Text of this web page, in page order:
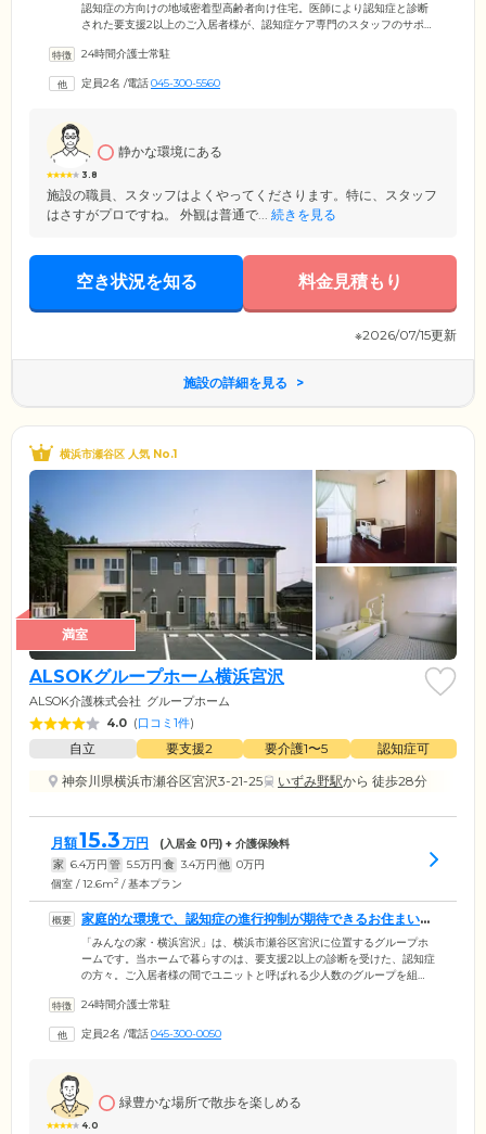
認知症の方向けの地域密着型高齢者向け住宅。医師により認知症と診断
された要支援2以上のご入居者様が、認知症ケア専門のスタッフのサポー
心穏やかに生活を送っていただけるよう「グループホームみんなの家・
絞ったグループを構成し、一緒にご飯を食べたりレクリエーションをし
24時間介護士常駐
定員2名 /電話045-300-5560
3.8
静かな環境にある
施設の職員、スタッフはよくやってくださります。特に、スタッフ
はさすがプロですね。 外観は普通で... 続きを見る
空き状況を知る 料金見積もり
※2026/07/15更新
施設の詳細を見る
横浜市瀬谷区 人気 No.1
満室
ALSOKグループホーム横浜宮沢
ALSOK介護株式会社 グループホーム
4.0 (口コミ1件)
自立 要支援2 要介護1〜5
認知症可
神奈川県横浜市瀬谷区宮沢3-21-25
いずみ野駅から 徒歩28分
月額15.3 万円 (入居金 0円) + 介護保険料
家 6.4万円 管 5.5万円 食 3.4万円 他 0万円
個室 / 12.6m2 / 基本プラン
家庭的な環境で、認知症の進行抑制が期待できるお住まいで
す「みんなの家・横浜宮沢」は、横浜市瀬谷区宮沢に位置するグループホ
ームです。当ホームで暮らすのは、要支援2以上の診断を受けた、認知症
の方々。ご入居者様の間でユニットと呼ばれる少人数のグループを組
ただきます。お一人おひとりの好きなこと・得意なことにできる限り合
ご安心ください。家庭的な環境のもと、ほかのご入居者様と一緒に過ご
24時間介護士常駐
定員2名 /電話045-300-0050
4.0
緑豊かな場所で散歩を楽しめる